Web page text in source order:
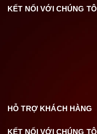
KẾT NỐI VỚI CHÚNG TÔI
HỖ TRỢ KHÁCH HÀNG
KẾT NỐI VỚI CHÚNG TÔI